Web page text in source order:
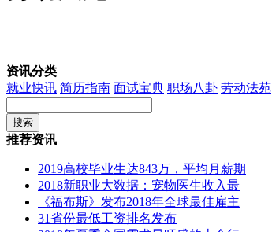
资讯分类
就业快讯 简历指南 面试宝典 职场八卦 劳动法苑
推荐资讯
2019高校毕业生达843万，平均月薪期
2018新职业大数据：宠物医生收入最
《福布斯》发布2018年全球最佳雇主
31省份最低工资排名发布